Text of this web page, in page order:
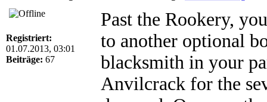
Registriert:
01.07.2013, 03:01
Beiträge: 67
Past the Rookery,
to another optional
blacksmith in your
Anvilcrack for the